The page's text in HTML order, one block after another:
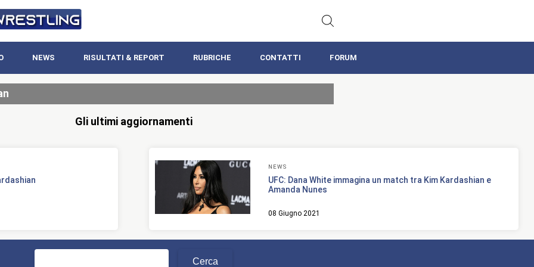
NEWS RISULTATI & REPORT RUBRICHE CONTATTI FORUM
Gli ultimi aggiornamenti
NEWS
UFC: Dana White immagina un match tra Kim Kardashian e
Amanda Nunes
08 Giugno 2021